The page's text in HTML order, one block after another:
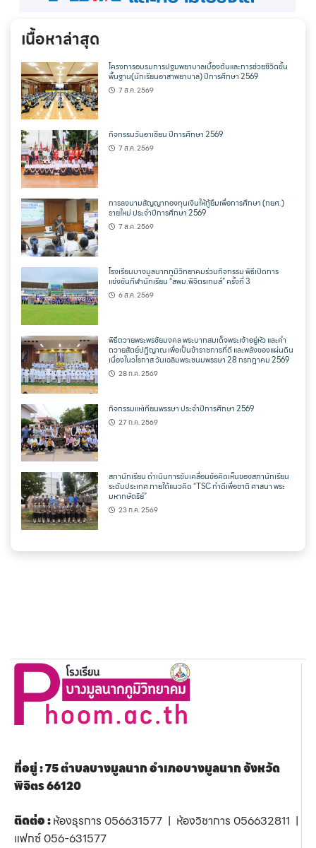
เนื้อหาล่าสุด
โครงการอบรมการปฐมพยาบาลเบื้องต้นและการช่วยชีวิตขั้น
พื้นฐาน(นักเรียนอาสาพยาบาล) ปีการศึกษา 2569
7 ส.ค. 2569
กิจกรรมวันอาเซียน ปีการศึกษา 2569
7 ส.ค. 2569
การลงนามสัญญากองทุนเงินให้กู้ยืมเพื่อการศึกษา (กยศ.)
รายใหม่ ประจำปีการศึกษา 2569
7 ส.ค. 2569
โรงเรียนบางมูลนากภูมิวิทยาคมร่วมกิจกรรม พิธีเปิดการ
แข่งขันกีฬานักเรียน “สพม.พิจิตรเกมส์” ครั้งที่ 3
6 ส.ค. 2569
พิธีถวายพระพรชัยมงคล พระบาทสมเด็จพระเจ้าอยู่หัว และคำ
ถวายสัตย์ปฏิญาณ เพื่อเป็นข้าราชการที่ดี และพลังของแผ่นดิน
เนื่องในวโรกาส วันเฉลิมพระชนมพรรษา 28 กรกฎาคม 2569
28 ก.ค. 2569
กิจกรรมแห่เทียนพรรษา ประจำปีการศึกษา 2569
27 ก.ค. 2569
สภานักเรียน ดำเนินการขับเคลื่อนข้อคิดเห็นของสภานักเรียน
ระดับประเทศ ภายใต้แนวคิด “TSC ทำดีเพื่อชาติ ศาสนา พระ
มหากษัตริย์”
23 ก.ค. 2569
ที่อยู่ : 75 ตำบลบางมูลนาก อำเภอบางมูลนาก จังหวัด
พิจิตร 66120
ติดต่อ :ห้องธุรการ 056631577 | ห้องวิชาการ 056632811 |
แฟกซ์ 056-631577